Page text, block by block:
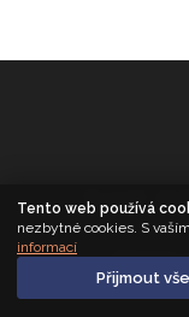
© 2026. All
Zásady
Tento web používá
nezbytné cookies. S
informací
Přijmout vše